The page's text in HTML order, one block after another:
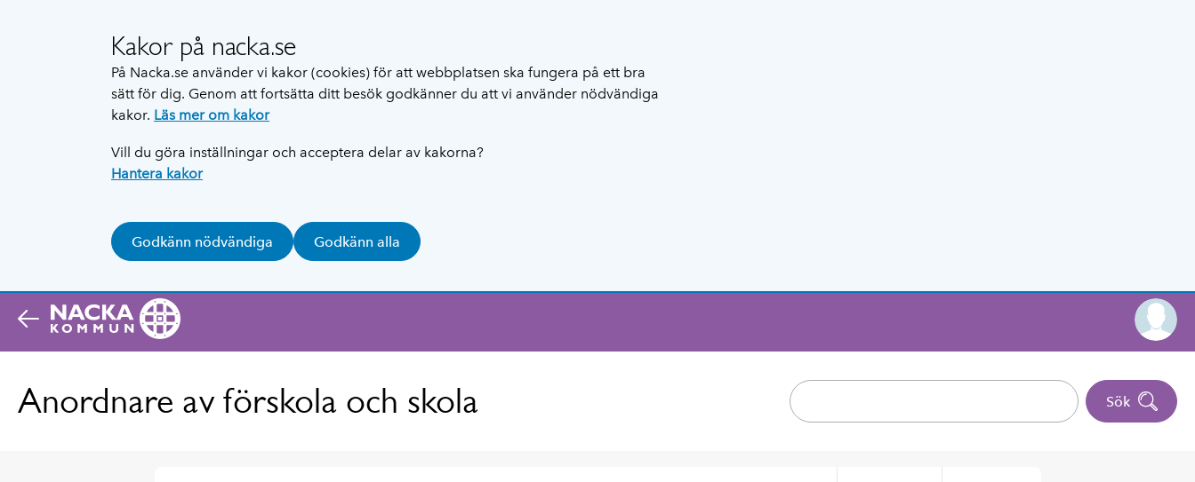
Kakor på nacka.se
På Nacka.se använder vi kakor (cookies) för att webbplatsen ska fungera på ett bra
sätt för dig. Genom att fortsätta ditt besök godkänner du att vi använder nödvändiga
kakor. Läs mer om kakor
Vill du göra inställningar och acceptera delar av kakorna?
Hantera kakor
Godkänn nödvändiga Godkänn alla
Anordnare av förskola och skola Sök